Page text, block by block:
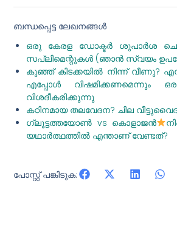
ബന്ധപ്പെട്ട ലേഖനങ്ങൾ
ഒരു കേരള ഡോക്ടർ ശുപാർശ
സപ്ലിമെന്റുകൾ (ഞാൻ സ്വയം
കുഞ്ഞ് കിടക്കയിൽ നിന്ന് വീണു?
എപ്പോൾ വിഷമിക്കണമെന്നും
വിശദീകരിക്കുന്നു
കഠിനമായ തലവേദന? ചില
ഗ്ലൂട്ടത്തയോൺ vs കൊളാജൻ
യഥാർത്ഥത്തിൽ എന്താണ് വേണ്ടത്?
പോസ്റ്റ് പങ്കിടുക: